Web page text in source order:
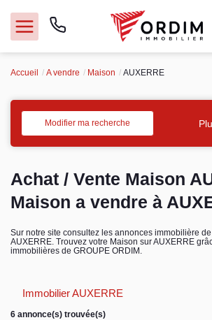
Acheter
Vendre
Immobilier pro
Syndic
Accueil A vendre Maison AUXERRE
Modifier ma recherche
Achat / Vente Maison
Maison a vendre à
Sur notre site consultez les annonces immobilière
AUXERRE. Trouvez votre Maison sur AUXERRE
immobilières de GROUPE ORDIM.
Immobilier AUXERRE
6 annonce(s) trouvée(s)